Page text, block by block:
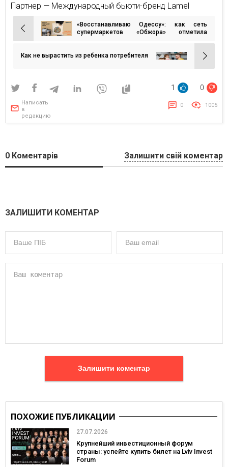
Партнер — Международный бьюти-бренд Lamel
Навигация
по
записям
«Восстанавливаю Одессу»: как сеть
супермаркетов «Обжора» отметила
Как не вырастить из ребенка потребителя
1 0
Написать
в
редакцию
0 1005
0 Коментарів Залишити свій коментар
ЗАЛИШИТИ КОМЕНТАР
Залишити коментар
ПОХОЖИЕ ПУБЛИКАЦИИ
27.07.2026
Крупнейший инвестиционный форум
страны: успейте купить билет на Lviv Invest
Forum